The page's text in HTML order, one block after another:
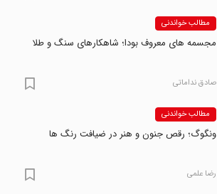
مطالب خواندنی
مجسمه های معروف بودا؛ شاهکارهای سنگ و طلا
صادق نداماتی
مطالب خواندنی
ونگوگ؛ رقص جنون و هنر در ضیافت رنگ ها
رضا علمی